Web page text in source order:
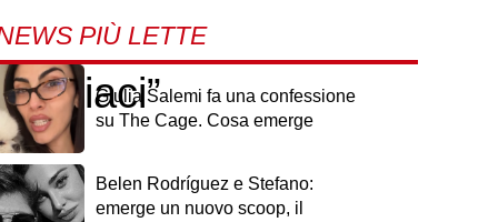
piaci”
PIÙ LETTE
Giulia Salemi fa una confessione
su The Cage. Cosa emerge
Belen Rodríguez e Stefano:
emerge un nuovo scoop, il